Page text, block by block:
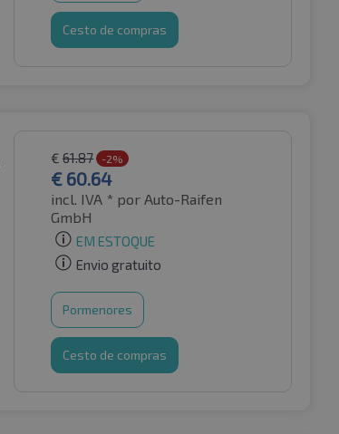
Cesto de compras
€ 61.87 -2%
€ 60.64
incl. IVA * por Auto-Raifen
GmbH
EM ESTOQUE
Envio gratuito
Pormenores
Cesto de compras